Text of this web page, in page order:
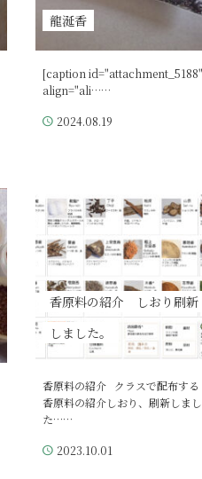
お申込
龍涎香
[caption id="attachment_5188"
align="ali……
2024.08.19
香原料の紹介 しおり刷新
しました。
香原料の紹介 クラスで配布する
香原料の紹介しおり、刷新しまし
た……
2023.10.01